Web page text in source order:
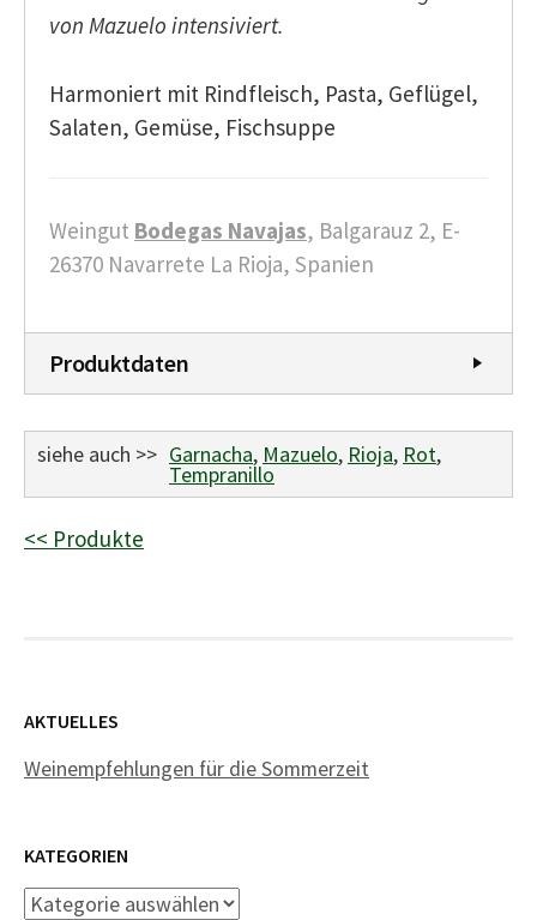
von Mazuelo intensiviert.
Harmoniert mit Rindfleisch, Pasta, Geflügel,
Salaten, Gemüse, Fischsuppe
Weingut Bodegas Navajas, Balgarauz 2, E-
26370 Navarrete La Rioja, Spanien
Produktdaten
siehe auch >> Garnacha, Mazuelo, Rioja, Rot,
Tempranillo
<< Produkte
AKTUELLES
Weinempfehlungen für die Sommerzeit
KATEGORIEN
Kategorien